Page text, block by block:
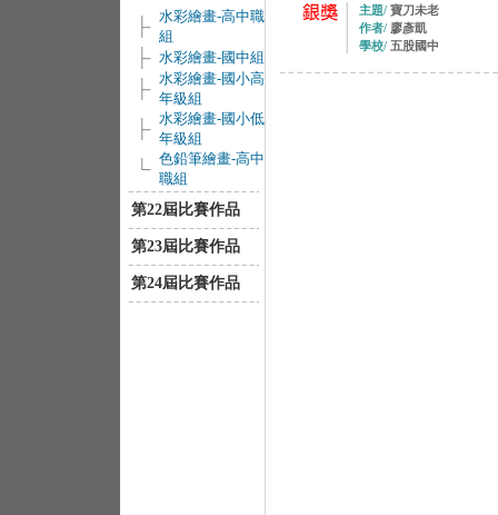
水彩繪畫-高中職
組
水彩繪畫-國中組
水彩繪畫-國小高
年級組
水彩繪畫-國小低
年級組
色鉛筆繪畫-高中
職組
第22屆比賽作品
第23屆比賽作品
第24屆比賽作品
主題/ 寶刀未老
作者/ 廖彥凱
學校/ 五股國中